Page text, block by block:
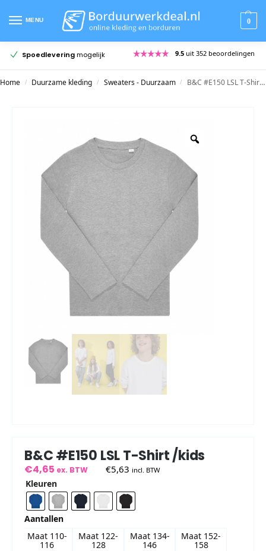
MENU 0
Spoedleveringmogelijk 9.5 uit 352 beoordelingen
Home / Duurzame kleding / Sweaters - Duurzaam / B&C #E150 LSL T-Shirt /kids
B&C #E150 LSL T-Shirt /kids
€4,65 ex. BTW €5,63 incl. BTW
Kleuren
Aantallen
Maat 110-
116
Maat 122-
128
Maat 134-
146
Maat 152-
158